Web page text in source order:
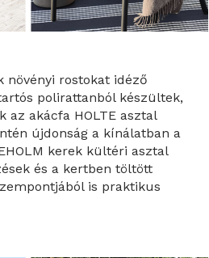
növényi rostokat idéző
polirattanból készültek,
az akácfa HOLTE asztal
újdonság a kínálatban a
kerek kültéri asztal
és a kertben töltött
is praktikus